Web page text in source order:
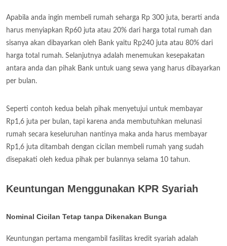
Apabila anda ingin membeli rumah seharga Rp 300 juta, berarti anda
harus menyiapkan Rp60 juta atau 20% dari harga total rumah dan
sisanya akan dibayarkan oleh Bank yaitu Rp240 juta atau 80% dari
harga total rumah. Selanjutnya adalah menemukan kesepakatan
antara anda dan pihak Bank untuk uang sewa yang harus dibayarkan
per bulan.
Seperti contoh kedua belah pihak menyetujui untuk membayar
Rp1,6 juta per bulan, tapi karena anda membutuhkan melunasi
rumah secara keseluruhan nantinya maka anda harus membayar
Rp1,6 juta ditambah dengan cicilan membeli rumah yang sudah
disepakati oleh kedua pihak per bulannya selama 10 tahun.
Keuntungan Menggunakan KPR Syariah
Nominal Cicilan Tetap tanpa Dikenakan Bunga
Keuntungan pertama mengambil fasilitas kredit syariah adalah